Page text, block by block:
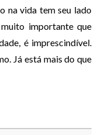
na vida tem seu lado
importante que
é imprescindível.
Já está mais do que